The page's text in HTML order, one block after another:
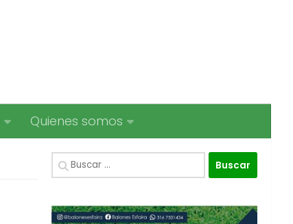
Quienes somos
Buscar: